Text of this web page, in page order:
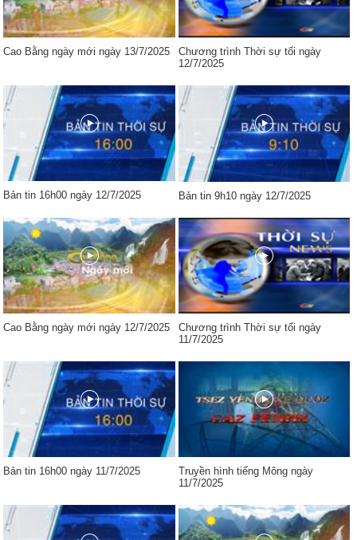
Cao Bằng ngày mới ngày 13/7/2025
Chương trình Thời sự tối ngày
12/7/2025
Bản tin 16h00 ngày 12/7/2025 Bản tin 9h10 ngày 12/7/2025
Cao Bằng ngày mới ngày 12/7/2025
Chương trình Thời sự tối ngày
11/7/2025
Bản tin 16h00 ngày 11/7/2025
Truyền hình tiếng Mông ngày
11/7/2025